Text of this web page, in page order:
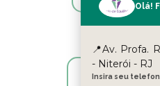
Olá!
📍Av. Profa.
- Niterói - RJ
Insira seu